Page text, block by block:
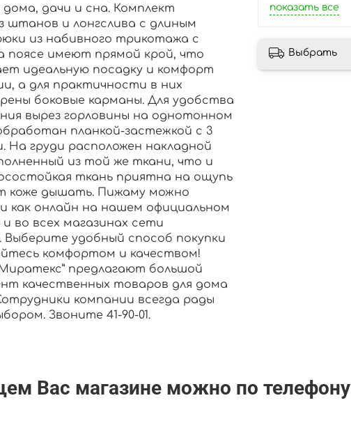
дома, дачи и сна. Комплект
штанов и лонгслива с длиным
из набивного трикотажа с
поясе имеют прямой крой, что
идеальную посадку и комфорт
а для практичности в них
боковые карманы. Для удобства
вырез горловины на однотонном
планкой-застежкой с 3
На груди расположен накладной
из той же ткани, что и
ткань приятна на ощупь
коже дышать. Пижаму можно
как онлайн на нашем официальном
во всех магазинах сети
Выберите удобный способ покупки
комфортом и качеством!
предлагают большой
качественных товаров для дома
компании всегда рады
Звоните 41-90-01.
показать все
Выбрать
Вас магазине можно по телефону